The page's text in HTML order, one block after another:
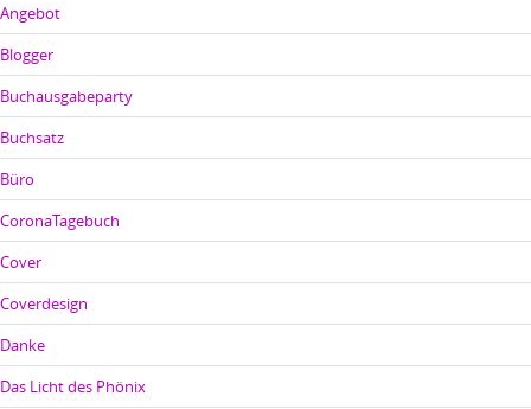
Angebot
Blogger
Buchausgabeparty
Buchsatz
Büro
CoronaTagebuch
Cover
Coverdesign
Danke
Das Licht des Phönix